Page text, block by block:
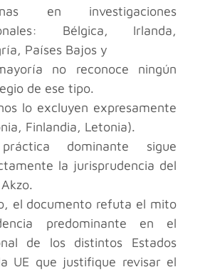
en investigaciones
Bélgica, Irlanda,
Países Bajos y
no reconoce ningún
de ese tipo.
lo excluyen expresamente
Finlandia, Letonia).
dominante sigue
la jurisprudencia del
el documento refuta el mito
predominante en el
de los distintos Estados
UE que justifique revisar el